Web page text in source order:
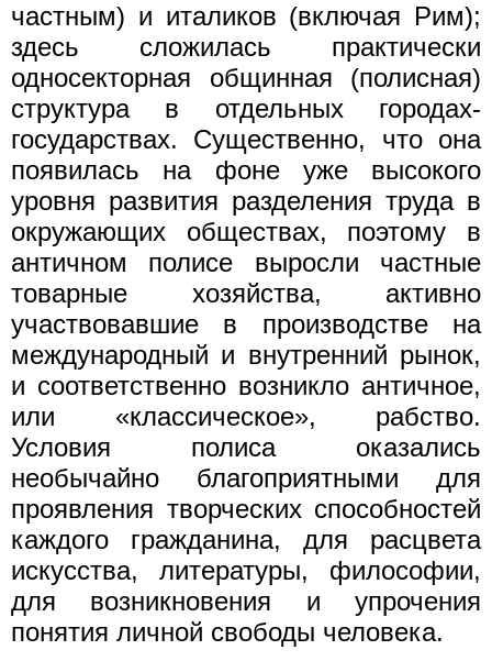
частным) и италиков (включая Рим);
здесь сложилась практически
односекторная общинная (полисная)
структура в отдельных городах-
государствах. Существенно, что она
появилась на фоне уже высокого
уровня развития разделения труда в
окружающих обществах, поэтому в
античном полисе выросли частные
товарные хозяйства, активно
участвовавшие в производстве на
международный и внутренний рынок,
и соответственно возникло античное,
или «классическое», рабство.
Условия полиса оказались
необычайно благоприятными для
проявления творческих способностей
каждого гражданина, для расцвета
искусства, литературы, философии,
для возникновения и упрочения
понятия личной свободы человека.